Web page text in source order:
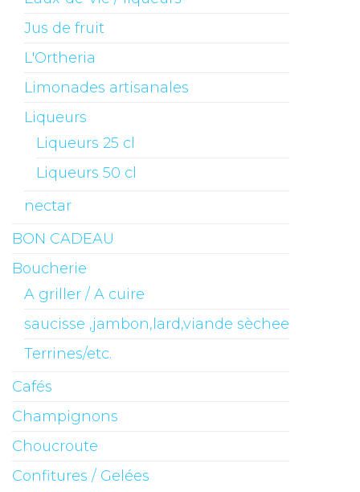
Jus de fruit
L'Ortheria
Limonades artisanales
Liqueurs
Liqueurs 25 cl
Liqueurs 50 cl
nectar
BON CADEAU
Boucherie
A griller / A cuire
saucisse ,jambon,lard,viande sèchee
Terrines/etc.
Cafés
Champignons
Choucroute
Confitures / Gelées